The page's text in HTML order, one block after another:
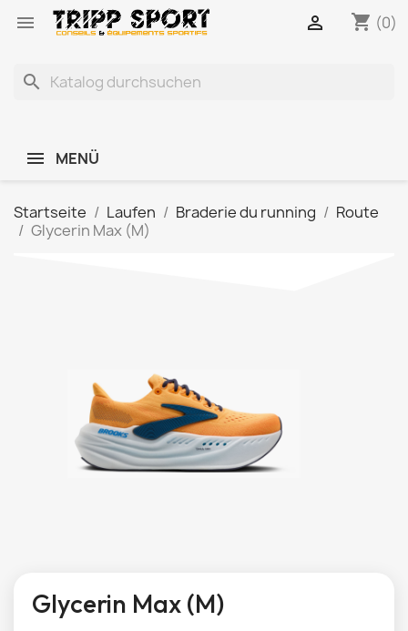
 shopping_cart (0)

search
MENÜ
Startseite Laufen Braderie du running
Route
Glycerin Max (M)
Glycerin Max (M)